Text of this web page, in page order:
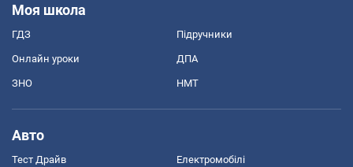
Моя школа
ГДЗ Підручники
Онлайн уроки ДПА
ЗНО НМТ
Авто
Тест Драйв Електромобілі